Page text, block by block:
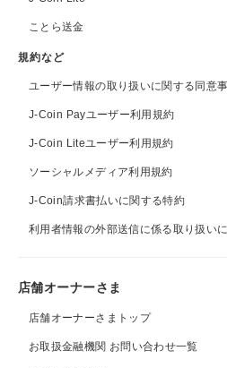
ことら送金
規約など
ユーザー情報の取り扱いに関する同意
J-Coin Payユーザー利用規約
J-Coin Liteユーザー利用規約
ソーシャルメディア利用規約
J-Coin請求書払いに関する特約
利用者情報の外部送信に係る取り扱い
店舗オーナーさま
店舗オーナーさまトップ
お取扱金融機関 お問い合わせ一覧